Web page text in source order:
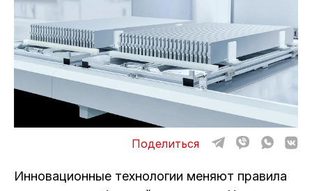
ОТЗЫВЫ
ВАКАНСИИ
О КОМПАНИИ
КОНТАКТЫ
Поделиться
Инновационные технологии меняют правила